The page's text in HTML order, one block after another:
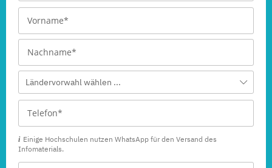
Ländervorwahl wählen ...
Einige Hochschulen nutzen WhatsApp für den Versand des
Infomaterials.